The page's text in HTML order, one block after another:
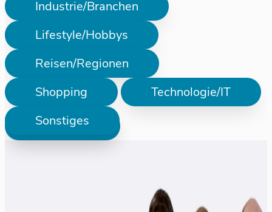
Industrie/Branchen
Lifestyle/Hobbys
Reisen/Regionen
Shopping
Technologie/IT
Sonstiges
Prüfen